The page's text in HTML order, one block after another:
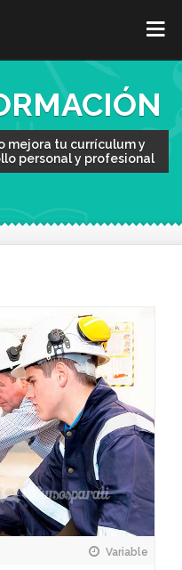
mejora tu currículum y
personal y profesional
Variable